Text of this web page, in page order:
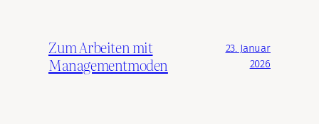
Zum Arbeiten mit
Managementmoden
23. Januar
2026